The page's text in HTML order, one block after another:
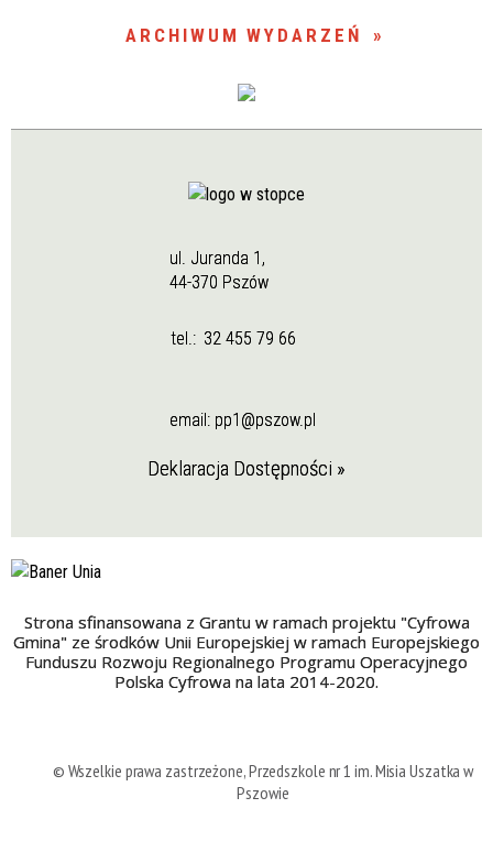
ARCHIWUM WYDARZEŃ
ul. Juranda 1,
44-370 Pszów
tel.: 32 455 79 66
email: pp1@pszow.pl
Deklaracja Dostępności »
Strona sfinansowana z Grantu w ramach projektu "Cyfrowa
Gmina" ze środków Unii Europejskiej w ramach Europejskiego
Funduszu Rozwoju Regionalnego Programu Operacyjnego
Polska Cyfrowa na lata 2014-2020.
© Wszelkie prawa zastrzeżone, Przedszkole nr 1 im. Misia Uszatka w
Pszowie